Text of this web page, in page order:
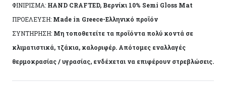
ΦΙΝΙΡΙΣΜΑ: HAND CRAFTED, Βερνίκι 10% Semi Gloss Mat
ΠΡΟΕΛΕΥΣΗ: Made in Greece-Ελληνικό προϊόν
ΣΥΝΤΗΡΗΣΗ: Μη τοποθετείτε τα προϊόντα πολύ κοντά σε
κλιματιστικά, τζάκια, καλοριφέρ. Απότομες εναλλαγές
θερμοκρασίας / υγρασίας, ενδέχεται να επιφέρουν στρεβλώσεις.